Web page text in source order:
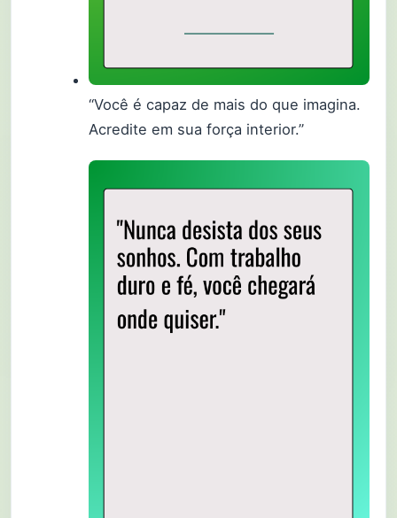
“Você é capaz de mais do que imagina.
Acredite em sua força interior.”